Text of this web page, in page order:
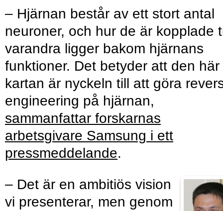
– Hjärnan består av ett stort antal
neuroner, och hur de är kopplade
varandra ligger bakom hjärnans
funktioner. Det betyder att den här
kartan är nyckeln till att göra
engineering på hjärnan,
sammanfattar forskarnas
arbetsgivare Samsung i ett
pressmeddelande.
– Det är en ambitiös vision
vi presenterar, men genom